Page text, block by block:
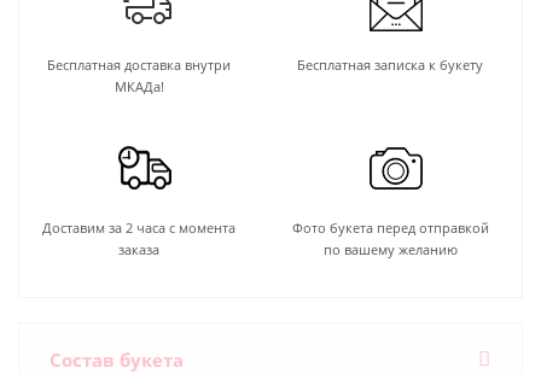
Бесплатная доставка внутри
МКАДа!
Бесплатная записка к букету
Доставим за 2 часа с момента
заказа
Фото букета перед отправкой
по вашему желанию
Состав букета